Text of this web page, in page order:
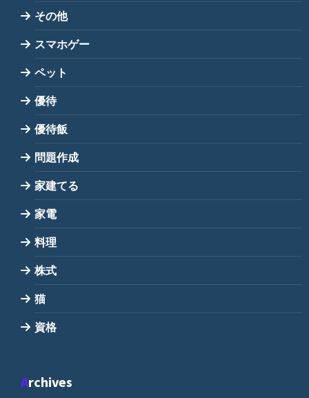
その他
スマホゲー
ペット
優待
優待飯
問題作成
家建てる
家電
料理
株式
猫
資格
Archives